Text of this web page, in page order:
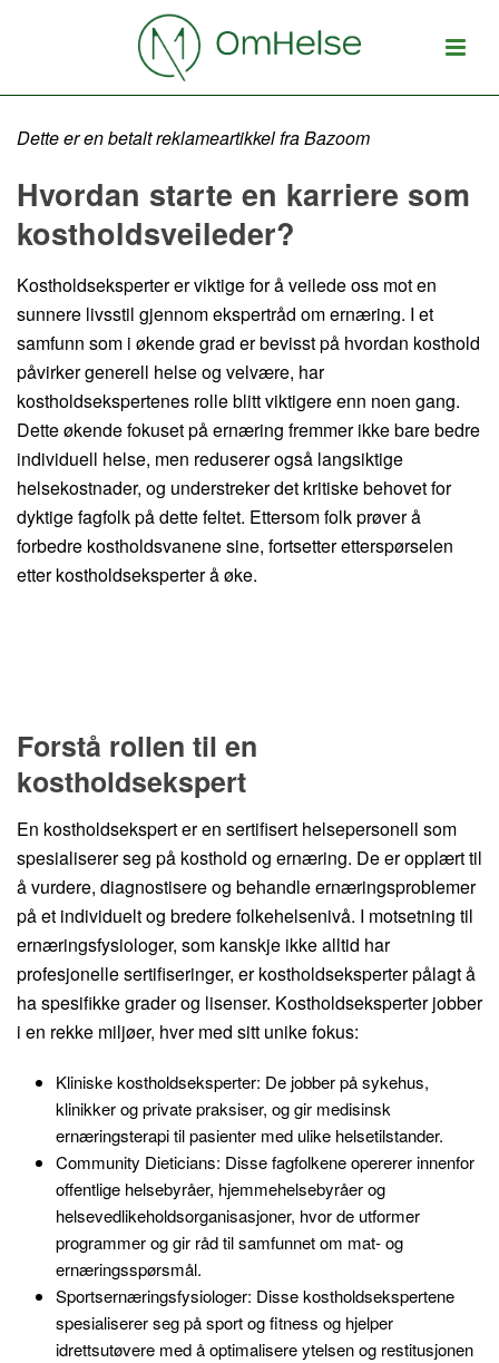
Dette er en betalt reklameartikkel fra Bazoom
Hvordan starte en karriere som
kostholdsveileder?
Kostholdseksperter er viktige for å veilede oss mot en
sunnere livsstil gjennom ekspertråd om ernæring. I et
samfunn som i økende grad er bevisst på hvordan kosthold
påvirker generell helse og velvære, har
kostholdsekspertenes rolle blitt viktigere enn noen gang.
Dette økende fokuset på ernæring fremmer ikke bare bedre
individuell helse, men reduserer også langsiktige
helsekostnader, og understreker det kritiske behovet for
dyktige fagfolk på dette feltet. Ettersom folk prøver å
forbedre kostholdsvanene sine, fortsetter etterspørselen
etter kostholdseksperter å øke.
Forstå rollen til en
kostholdsekspert
En kostholdsekspert er en sertifisert helsepersonell som
spesialiserer seg på kosthold og ernæring. De er opplært til
å vurdere, diagnostisere og behandle ernæringsproblemer
på et individuelt og bredere folkehelsenivå. I motsetning til
ernæringsfysiologer, som kanskje ikke alltid har
profesjonelle sertifiseringer, er kostholdseksperter pålagt å
ha spesifikke grader og lisenser. Kostholdseksperter jobber
i en rekke miljøer, hver med sitt unike fokus:
Kliniske kostholdseksperter: De jobber på sykehus,
klinikker og private praksiser, og gir medisinsk
ernæringsterapi til pasienter med ulike helsetilstander.
Community Dieticians: Disse fagfolkene opererer innenfor
offentlige helsebyråer, hjemmehelsebyråer og
helsevedlikeholdsorganisasjoner, hvor de utformer
programmer og gir råd til samfunnet om mat- og
ernæringsspørsmål.
Sportsernæringsfysiologer: Disse kostholdsekspertene
spesialiserer seg på sport og fitness og hjelper
idrettsutøvere med å optimalisere ytelsen og restitusjonen